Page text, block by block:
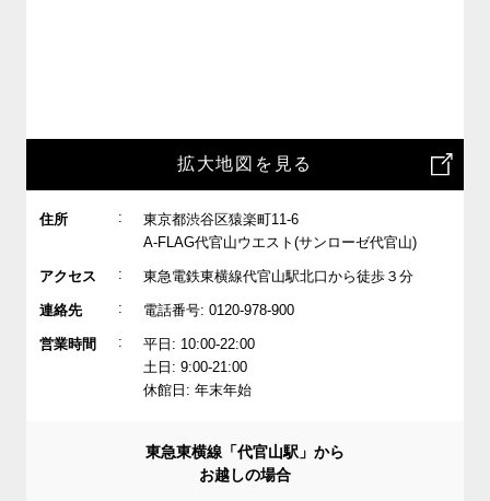
拡大地図を見る
住所 :
東京都渋谷区猿楽町11-6
A-FLAG代官山ウエスト(サンローゼ代官山)
アクセス : 東急電鉄東横線代官山駅北口から徒歩３分
連絡先 : 電話番号: 0120-978-900
営業時間 :
平日: 10:00-22:00
土日: 9:00-21:00
休館日: 年末年始
東急東横線「代官山駅」から
お越しの場合